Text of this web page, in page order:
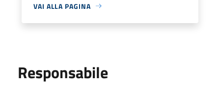
VAI ALLA PAGINA
Responsabile